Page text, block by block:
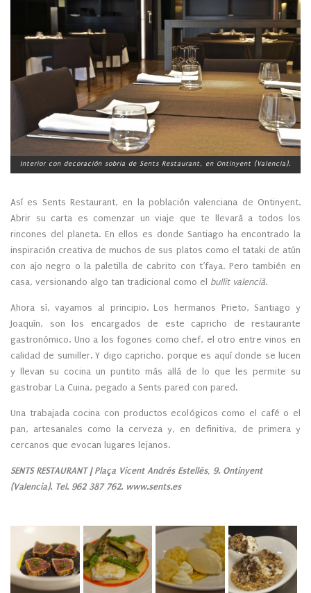
Interior con decoración sobria de Sents Restaurant, en Ontinyent (Valencia).
Así es Sents Restaurant, en la población valenciana de Ontinyent.
Abrir su carta es comenzar un viaje que te llevará a todos los
rincones del planeta. En ellos es donde Santiago ha encontrado la
inspiración creativa de muchos de sus platos como el tataki de atún
con ajo negro o la paletilla de cabrito con t’faya. Pero también en
casa, versionando algo tan tradicional como el bullit valencià.
Ahora sí, vayamos al principio. Los hermanos Prieto, Santiago y
Joaquín, son los encargados de este capricho de restaurante
gastronómico. Uno a los fogones como chef, el otro entre vinos en
calidad de sumiller. Y digo capricho, porque es aquí donde se lucen
y llevan su cocina un puntito más allá de lo que les permite su
gastrobar La Cuina, pegado a Sents pared con pared.
Una trabajada cocina con productos ecológicos como el café o el
pan, artesanales como la cerveza y, en definitiva, de primera y
cercanos que evocan lugares lejanos.
SENTS RESTAURANT | Plaça Vicent Andrés Estellés, 9. Ontinyent
(Valencia). Tel. 962 387 762. www.sents.es